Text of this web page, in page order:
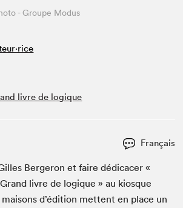
- Groupe Modus
livre de logique
Français
Berg­eron et faire dédi­cac­er «
livre de logique » au kiosque
d’édi­tion met­tent en place un